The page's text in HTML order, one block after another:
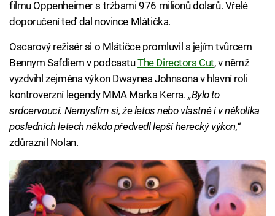
filmu Oppenheimer s tržbami 976 milionů dolarů. Vřelé
doporučení teď dal novince Mlátička.
Oscarový režisér si o Mlátičce promluvil s jejím tvůrcem
Bennym Safdiem v podcastuThe Directors Cut, v němž
vyzdvihl zejména výkon Dwaynea Johnsona v hlavní roli
kontroverzní legendy MMA Marka Kerra. „Bylo to
srdcervoucí. Nemyslím si, že letos nebo vlastně i v několika
posledních letech někdo předvedl lepší herecký výkon,“
zdůraznil Nolan.